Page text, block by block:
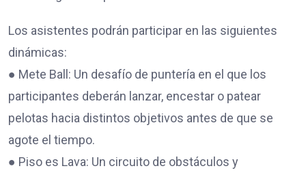
Los asistentes podrán participar en las siguientes
dinámicas:
● Mete Ball: Un desafío de puntería en el que los
participantes deberán lanzar, encestar o patear
pelotas hacia distintos objetivos antes de que se
agote el tiempo.
● Piso es Lava: Un circuito de obstáculos y